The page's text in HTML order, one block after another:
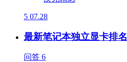
5 07.28
最新笔记本独立显卡排名
问答 6